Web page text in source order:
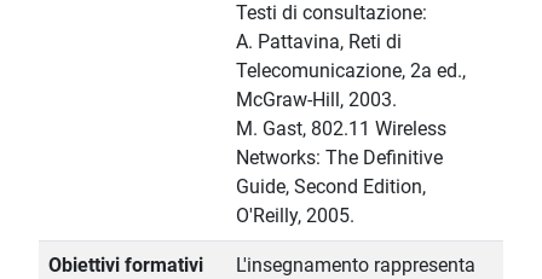
Testi di consultazione:
A. Pattavina, Reti di
Telecomunicazione, 2a ed.,
McGraw-Hill, 2003.
M. Gast, 802.11 Wireless
Networks: The Definitive
Guide, Second Edition,
O'Reilly, 2005.
Obiettivi formativi
L'insegnamento rappresenta